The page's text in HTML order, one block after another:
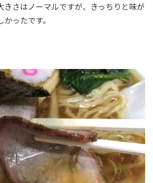
きさはノーマルですが、きっちりと味が
ったです。